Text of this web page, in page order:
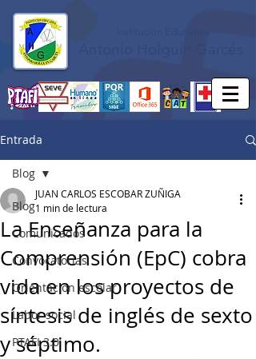
Entrada
Blog
Comunicados
Convocatorias
Orientación escolar
Labor social
PTAFI 3.0
Blog
La Enseñanza para la
Comprensión (EpC) cobra
vida en los proyectos de
síntesis de inglés de sexto
y séptimo.
JUAN CARLOS ESCOBAR ZUÑIGA
1 min de lectura